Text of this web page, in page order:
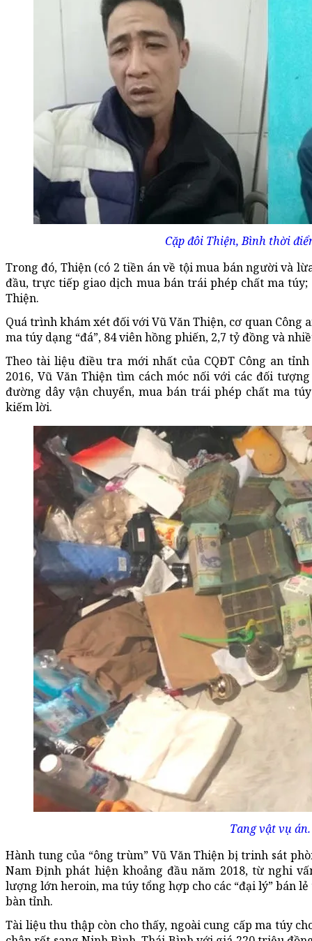
Cặp đôi Thiện, Bình thời
Trong đó, Thiện (có 2 tiền án về tội mua bán người và
đầu, trực tiếp giao dịch mua bán trái phép chất ma
Thiện.
Quá trình khám xét đối với Vũ Văn Thiện, cơ quan Công
ma túy dạng “đá”, 84 viên hồng phiến, 2,7 tỷ đồng và
Theo tài liệu điều tra mới nhất của CQĐT Công an
2016, Vũ Văn Thiện tìm cách móc nối với các đối
đường dây vận chuyển, mua bán trái phép chất ma
kiếm lời.
Tang vật vụ án.
Hành tung của “ông trùm” Vũ Văn Thiện bị trinh sát
Nam Định phát hiện khoảng đầu năm 2018, từ nghi
lượng lớn heroin, ma túy tổng hợp cho các “đại lý” bán
bàn tỉnh.
Tài liệu thu thập còn cho thấy, ngoài cung cấp ma túy